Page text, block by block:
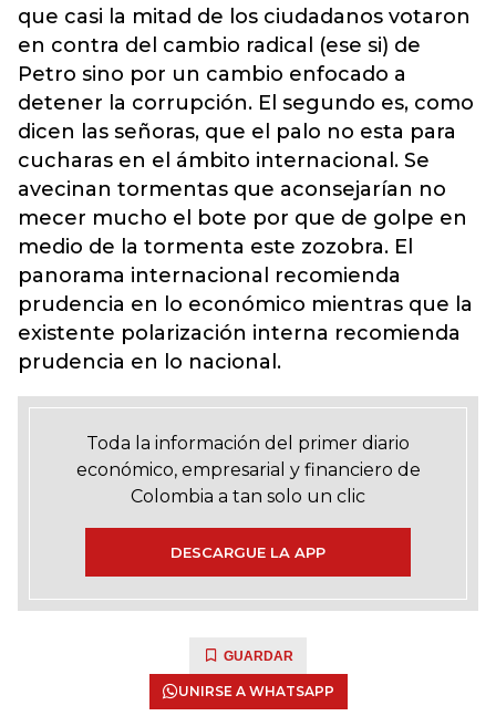
que casi la mitad de los ciudadanos votaron
en contra del cambio radical (ese si) de
Petro sino por un cambio enfocado a
detener la corrupción. El segundo es, como
dicen las señoras, que el palo no esta para
cucharas en el ámbito internacional. Se
avecinan tormentas que aconsejarían no
mecer mucho el bote por que de golpe en
medio de la tormenta este zozobra. El
panorama internacional recomienda
prudencia en lo económico mientras que la
existente polarización interna recomienda
prudencia en lo nacional.
Toda la información del primer diario
económico, empresarial y financiero de
Colombia a tan solo un clic
DESCARGUE LA APP
GUARDAR
UNIRSE A WHATSAPP